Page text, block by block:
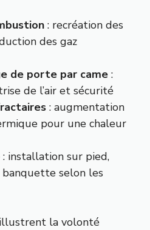
: recréation des
des gaz
de porte par came :
de l’air et sécurité
: augmentation
pour une chaleur
: installation sur pied,
selon les
la volonté